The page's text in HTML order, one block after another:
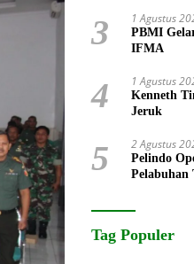
3 1 Agustus
PBMI
IFMA
4 1 Agustus
Kenneth
Jeruk
5 2 Agustus
Pelindo
Tag Populer